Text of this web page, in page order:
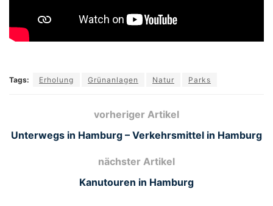
Tags: Erholung Grünanlagen Natur Parks
vorheriger Artikel
Unterwegs in Hamburg – Verkehrsmittel in Hamburg
nächster Artikel
Kanutouren in Hamburg